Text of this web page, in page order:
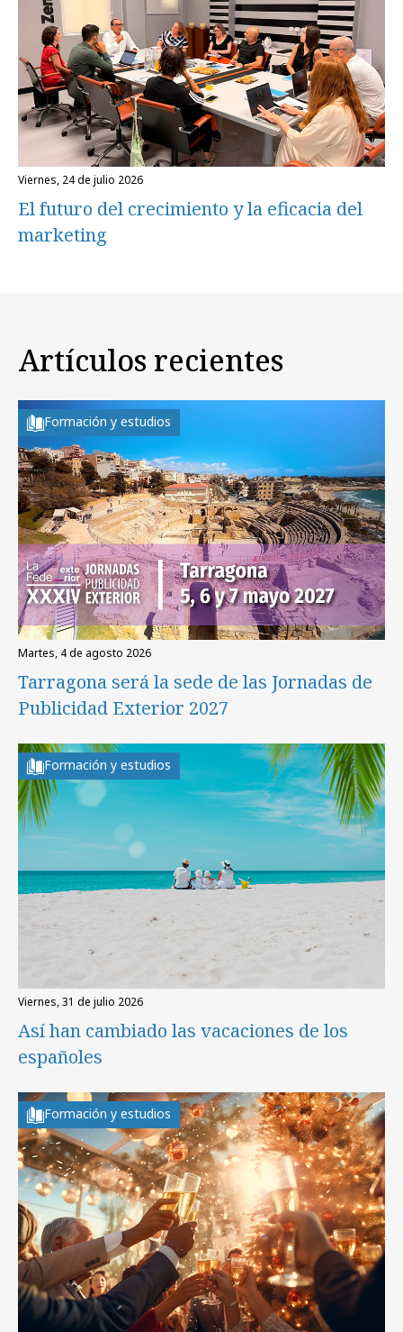
viernes, 24 de julio 2026
El futuro del crecimiento y la eficacia del
marketing
Artículos recientes
Formación y estudios
martes, 4 de agosto 2026
Tarragona será la sede de las Jornadas de
Publicidad Exterior 2027
Formación y estudios
viernes, 31 de julio 2026
Así han cambiado las vacaciones de los
españoles
Formación y estudios